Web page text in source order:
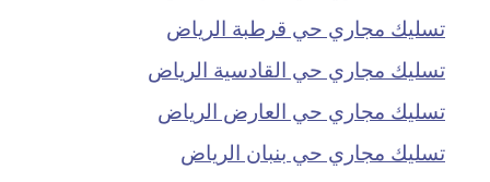
تسليك مجاري حي قرطبة الرياض
تسليك مجاري حي القادسية الرياض
تسليك مجاري حي العارض الرياض
تسليك مجاري حي بنبان الرياض